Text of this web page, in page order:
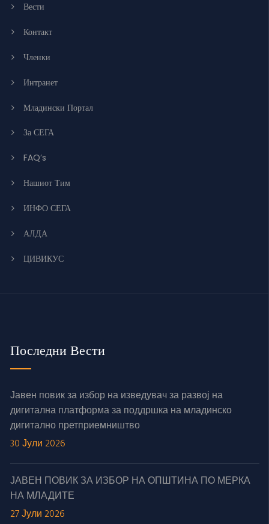
Вести
Контакт
Членки
Интранет
Младински Портал
За СЕГА
FAQ’s
Нашиот Тим
ИНФО СЕГА
АЛДА
ЦИВИКУС
Последни Вести
Јавен повик за избор на изведувач за развој на
дигитална платформа за поддршка на младинско
дигитално претприемништво
30 Јули 2026
ЈАВЕН ПОВИК ЗА ИЗБОР НА ОПШТИНА ПО МЕРКА
НА МЛАДИТЕ
27 Јули 2026